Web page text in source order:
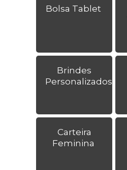
Bolsa Tablet
Brindes
Personalizados
Carteira
Feminina